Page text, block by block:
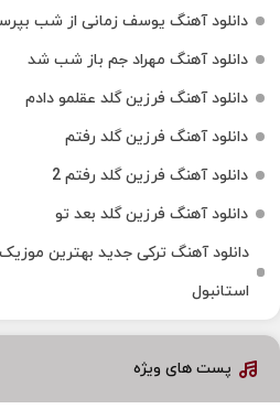
دانلود آهنگ یوسف زمانی از شب
دانلود آهنگ مهراد جم باز شب شد
دانلود آهنگ فرزین گلد عقلمو دادم
دانلود آهنگ فرزین گلد رفتم
دانلود آهنگ فرزین گلد رفتم 2
دانلود آهنگ فرزین گلد بعد تو
دانلود آهنگ ترکی جدید بهترین
استانبول
پست های ویژه